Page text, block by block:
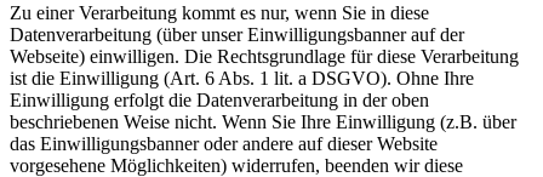
Zu einer Verarbeitung kommt es nur, wenn Sie in diese
Datenverarbeitung (über unser Einwilligungsbanner auf der
Webseite) einwilligen. Die Rechtsgrundlage für diese Verarbeitung
ist die Einwilligung (Art. 6 Abs. 1 lit. a DSGVO). Ohne Ihre
Einwilligung erfolgt die Datenverarbeitung in der oben
beschriebenen Weise nicht. Wenn Sie Ihre Einwilligung (z.B. über
das Einwilligungsbanner oder andere auf dieser Website
vorgesehene Möglichkeiten) widerrufen, beenden wir diese